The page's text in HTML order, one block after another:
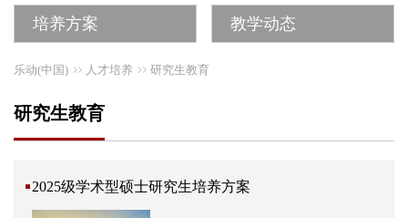
培养方案 教学动态
乐动(中国) 人才培养 研究生教育
研究生教育
2025级学术型硕士研究生培养方案